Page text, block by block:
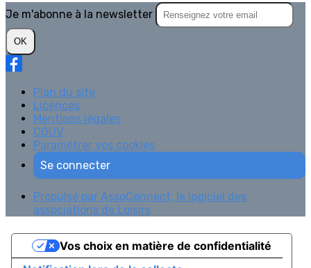
Je m'abonne à la newsletter
OK
Plan du site
Licences
Mentions légales
CGUV
Paramétrer vos cookies
Se connecter
Propulsé par AssoConnect, le logiciel des
associations de Loisirs
Vos choix en matière de confidentialité